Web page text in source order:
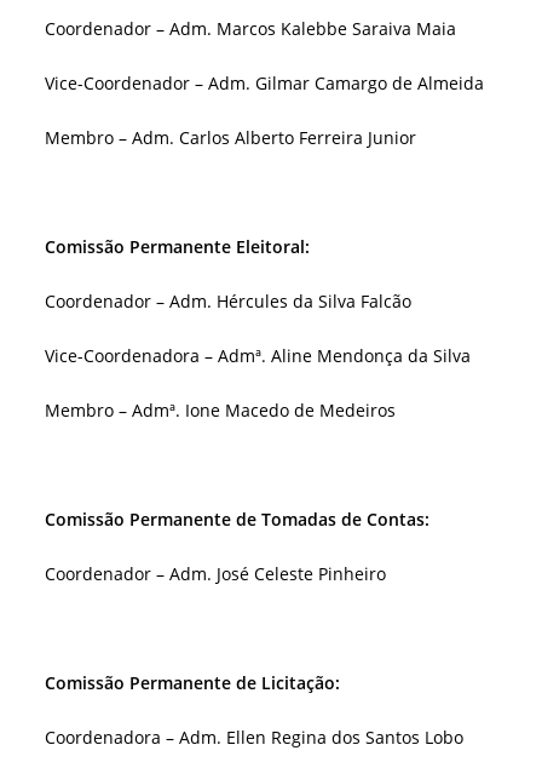
Coordenador – Adm. Marcos Kalebbe Saraiva Maia
Vice-Coordenador – Adm. Gilmar Camargo de Almeida
Membro – Adm. Carlos Alberto Ferreira Junior
Comissão Permanente Eleitoral:
Coordenador – Adm. Hércules da Silva Falcão
Vice-Coordenadora – Admª. Aline Mendonça da Silva
Membro – Admª. Ione Macedo de Medeiros
Comissão Permanente de Tomadas de Contas:
Coordenador – Adm. José Celeste Pinheiro
Comissão Permanente de Licitação:
Coordenadora – Adm. Ellen Regina dos Santos Lobo